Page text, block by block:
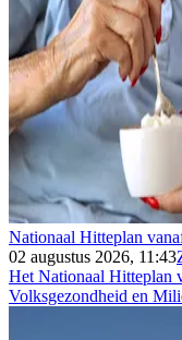
Nationaal Hitteplan
02 augustus 2026, 11:43
Het Nationaal Hitteplan
Volksgezondheid en